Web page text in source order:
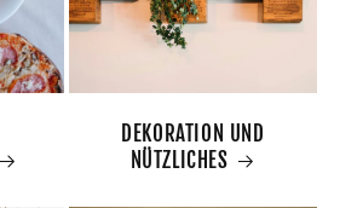
DEKORATION UND
NÜTZLICHES